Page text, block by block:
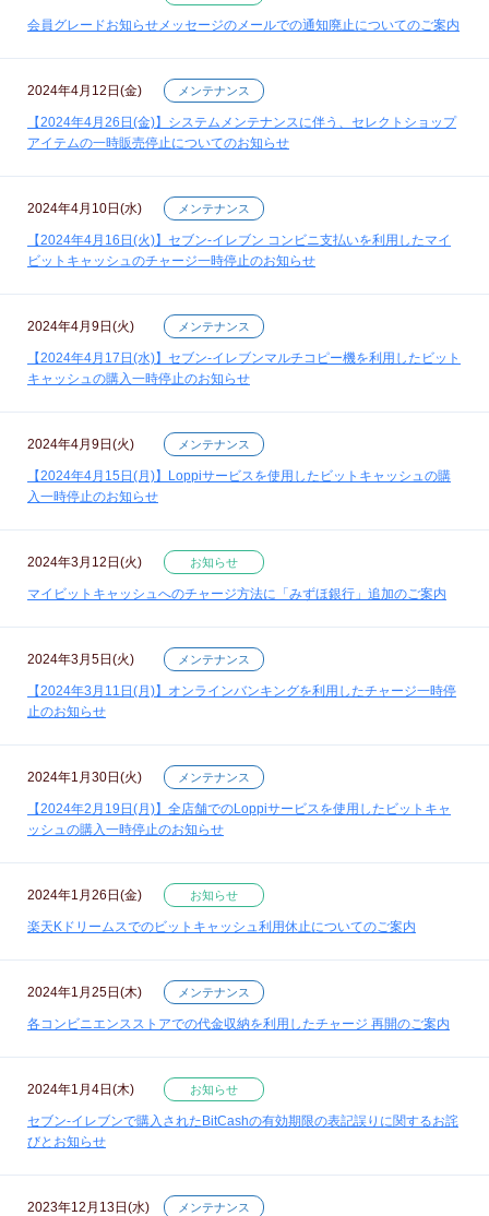
会員グレードお知らせメッセージのメールでの通知廃止についてのご案内
2024年4月12日(金) メンテナンス
【2024年4月26日(金)】システムメンテナンスに伴う、セレクトショップ
アイテムの一時販売停止についてのお知らせ
2024年4月10日(水) メンテナンス
【2024年4月16日(火)】セブン‐イレブン コンビニ支払いを利用したマイ
ビットキャッシュのチャージ一時停止のお知らせ
2024年4月9日(火) メンテナンス
【2024年4月17日(水)】セブン‐イレブンマルチコピー機を利用したビット
キャッシュの購入一時停止のお知らせ
2024年4月9日(火) メンテナンス
【2024年4月15日(月)】Loppiサービスを使用したビットキャッシュの購
入一時停止のお知らせ
2024年3月12日(火) お知らせ
マイビットキャッシュへのチャージ方法に「みずほ銀行」追加のご案内
2024年3月5日(火) メンテナンス
【2024年3月11日(月)】オンラインバンキングを利用したチャージ一時停
止のお知らせ
2024年1月30日(火) メンテナンス
【2024年2月19日(月)】全店舗でのLoppiサービスを使用したビットキャ
ッシュの購入一時停止のお知らせ
2024年1月26日(金) お知らせ
楽天Kドリームスでのビットキャッシュ利用休止についてのご案内
2024年1月25日(木) メンテナンス
各コンビニエンスストアでの代金収納を利用したチャージ 再開のご案内
2024年1月4日(木) お知らせ
セブン‐イレブンで購入されたBitCashの有効期限の表記誤りに関するお詫
びとお知らせ
2023年12月13日(水) メンテナンス